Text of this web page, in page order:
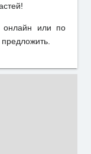
онлайн или по